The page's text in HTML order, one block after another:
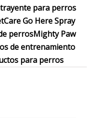
para perros
Go Here Spray
perrosMighty Paw
de entrenamiento
para perros